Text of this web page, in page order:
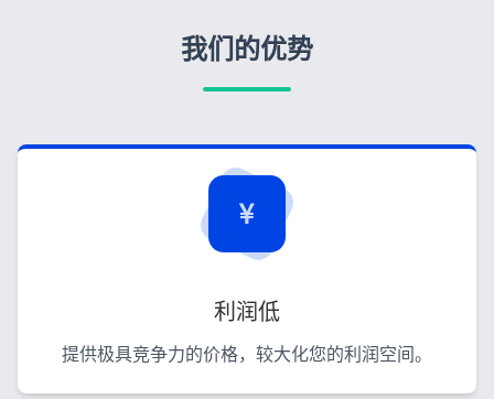
我们的优势
利润低
提供极具竞争力的价格，较大化您的利润空间。